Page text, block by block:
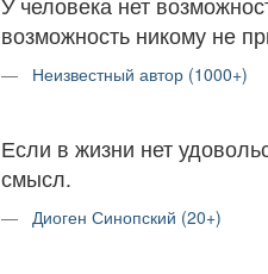
возможность никому не
Неизвестный автор (1000+)
Если в жизни нет
смысл.
Диоген Синопский (20+)